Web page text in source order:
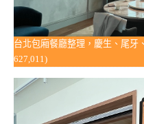
台北包廂餐廳整理，慶生、尾牙
627,011)